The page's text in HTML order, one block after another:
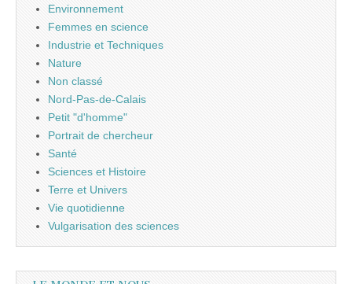
Environnement
Femmes en science
Industrie et Techniques
Nature
Non classé
Nord-Pas-de-Calais
Petit "d'homme"
Portrait de chercheur
Santé
Sciences et Histoire
Terre et Univers
Vie quotidienne
Vulgarisation des sciences